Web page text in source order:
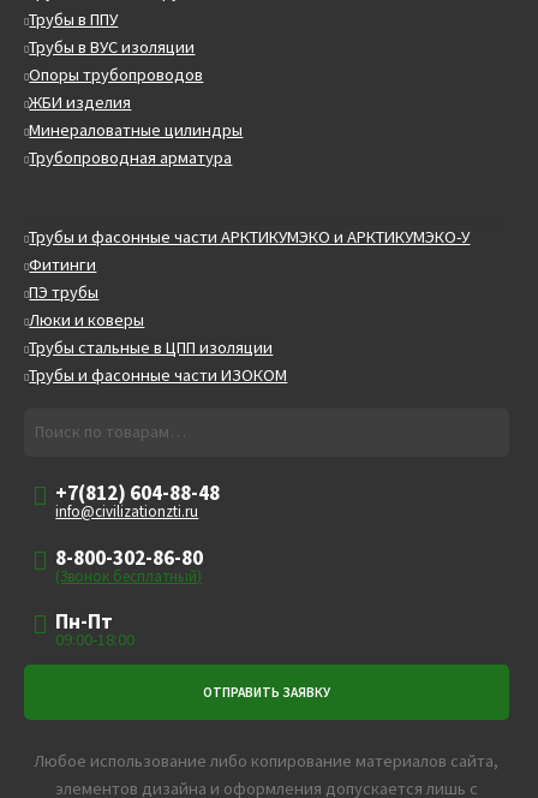
Трубы в ППУ
Трубы в ВУС изоляции
Опоры трубопроводов
ЖБИ изделия
Минераловатные цилиндры
Трубопроводная арматура
Трубы и фасонные части АРКТИКУМЭКО и АРКТИКУМЭКО-У
Фитинги
ПЭ трубы
Люки и коверы
Трубы стальные в ЦПП изоляции
Трубы и фасонные части ИЗОКОМ
+7(812) 604-88-48
info@civilizationzti.ru
8-800-302-86-80
(Звонок бесплатный)
Пн-Пт
09:00-18:00
Любое использование либо копирование материалов сайта,
элементов дизайна и оформления допускается лишь с